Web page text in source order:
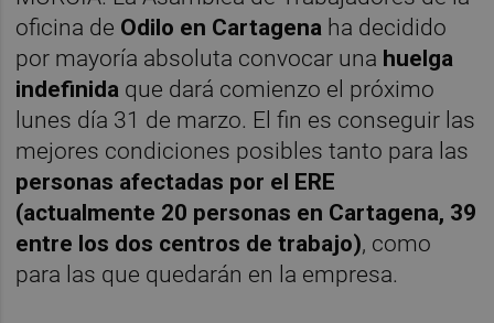
oficina de Odilo en Cartagena ha decidido
por mayoría absoluta convocar una huelga
indefinida que dará comienzo el próximo
lunes día 31 de marzo. El fin es conseguir las
mejores condiciones posibles tanto para las
personas afectadas por el ERE
(actualmente 20 personas en Cartagena, 39
entre los dos centros de trabajo), como
para las que quedarán en la empresa.